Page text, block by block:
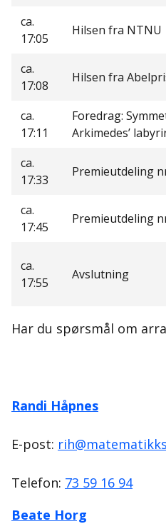
ca.
17:05
Hilsen fra NTNU
ca.
17:08
Hilsen fra
ca.
17:11
Foredrag:
Arkimedes’
ca.
17:33
Premieutdeling
ca.
17:45
Premieutdeling
ca.
17:55
Avslutning
Har du spørsmål om
Randi Håpnes
E-post:
Telefon: 73 59 16 94
Beate Horg